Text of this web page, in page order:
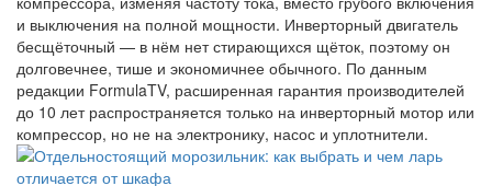
и выключения на полной мощности. Инверторный двигатель
бесщёточный — в нём нет стирающихся щёток, поэтому он
долговечнее, тише и экономичнее обычного. По данным
редакции FormulaTV, расширенная гарантия производителей
до 10 лет распространяется только на инверторный мотор или
компрессор, но не на электронику, насос и уплотнители.